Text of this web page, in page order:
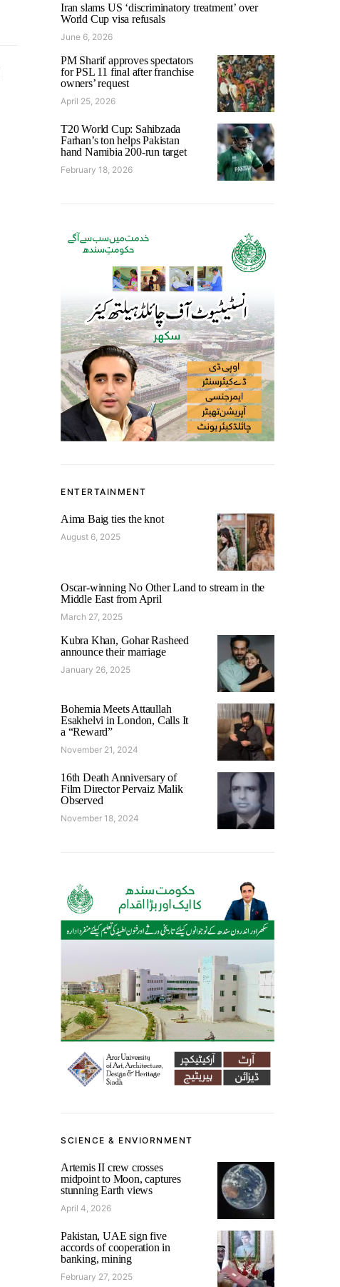
Iran slams US ‘discriminatory treatment’ over
World Cup visa refusals
June 6, 2026
PM Sharif approves spectators
for PSL 11 final after franchise
owners’ request
April 25, 2026
T20 World Cup: Sahibzada
Farhan’s ton helps Pakistan
hand Namibia 200-run target
February 18, 2026
ENTERTAINMENT
Aima Baig ties the knot
August 6, 2025
Oscar-winning No Other Land to stream in the
Middle East from April
March 27, 2025
Kubra Khan, Gohar Rasheed
announce their marriage
January 26, 2025
Bohemia Meets Attaullah
Esakhelvi in London, Calls It
a “Reward”
November 21, 2024
16th Death Anniversary of
Film Director Pervaiz Malik
Observed
November 18, 2024
SCIENCE & ENVIORNMENT
Artemis II crew crosses
midpoint to Moon, captures
stunning Earth views
April 4, 2026
Pakistan, UAE sign five
accords of cooperation in
banking, mining
February 27, 2025